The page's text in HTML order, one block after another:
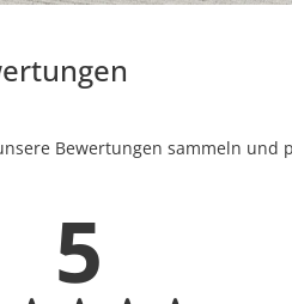
Bewertungen sammeln
5